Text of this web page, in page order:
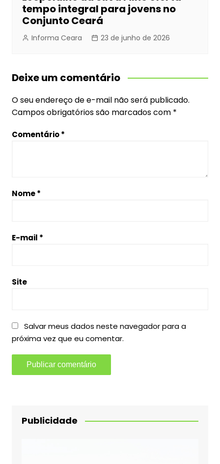
tempo integral para jovens no
Conjunto Ceará
Informa Ceara 23 de junho de 2026
Deixe um comentário
O seu endereço de e-mail não será publicado.
Campos obrigatórios são marcados com *
Comentário*
Nome*
E-mail *
Site
Salvar meus dados neste navegador para a
próxima vez que eu comentar.
Publicidade